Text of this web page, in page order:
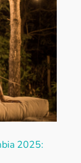
2025: